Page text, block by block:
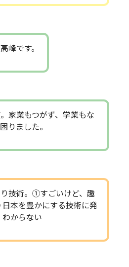
峰です。
家業もつがず、学業もな
りました。
技術。①すごいけど、趣
本を豊かにする技術に発
からない